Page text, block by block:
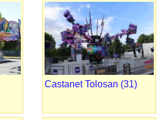
Castanet Tolosan (31)